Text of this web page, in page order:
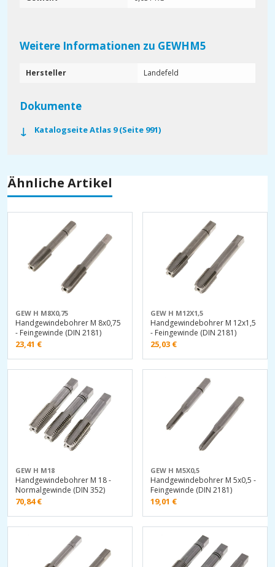
Weitere Informationen zu GEWHM5
Hersteller Landefeld
Dokumente
Katalogseite Atlas 9 (Seite 991)
Ähnliche Artikel
GEW H M8X0,75
Handgewindebohrer M 8x0,75
- Feingewinde (DIN 2181)
23,41 €
GEW H M12X1,5
Handgewindebohrer M 12x1,5
- Feingewinde (DIN 2181)
25,03 €
GEW H M18
Handgewindebohrer M 18 -
Normalgewinde (DIN 352)
70,84€
GEW H M5X0,5
Handgewindebohrer M 5x0,5 -
Feingewinde (DIN 2181)
19,01 €